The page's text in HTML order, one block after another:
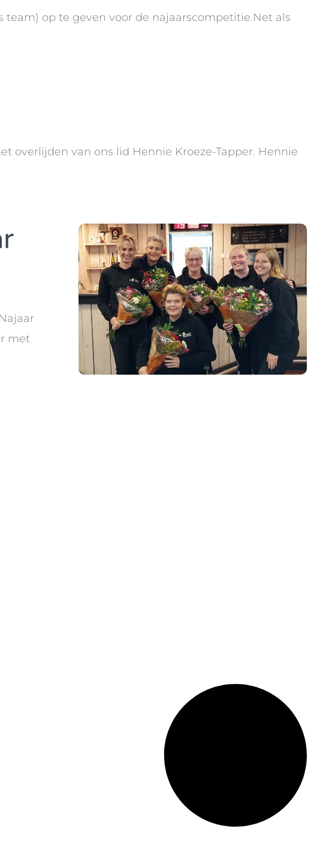
op te geven voor de najaarscompetitie.Net als
overlijden van ons lid Hennie Kroeze-Tapper. Hennie
met